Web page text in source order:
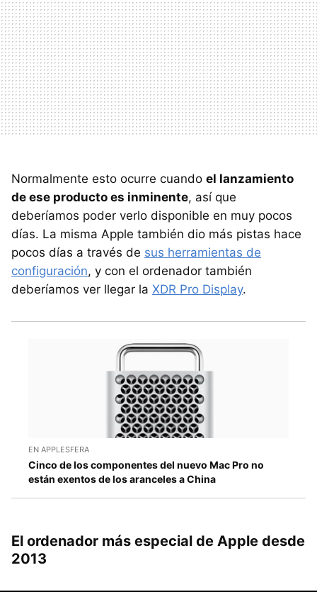
Normalmente esto ocurre cuando el lanzamiento
de ese producto es inminente, así que
deberíamos poder verlo disponible en muy pocos
días. La misma Apple también dio más pistas hace
pocos días a través de sus herramientas de
configuración, y con el ordenador también
deberíamos ver llegar la XDR Pro Display.
EN APPLESFERA
Cinco de los componentes del nuevo Mac Pro no
están exentos de los aranceles a China
El ordenador más especial de Apple desde
2013